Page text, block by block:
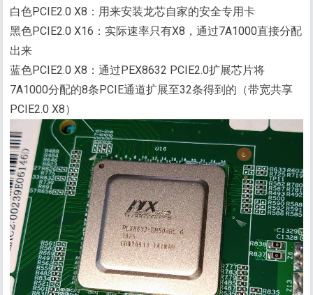
白色PCIE2.0 X8：用来安装龙芯自家的安全专用卡
黑色PCIE2.0 X16：实际速率只有X8，通过7A1000直接分配
出来
蓝色PCIE2.0 X8：通过PEX8632 PCIE2.0扩展芯片将
7A1000分配的8条PCIE通道扩展至32条得到的（带宽共享
PCIE2.0 X8）